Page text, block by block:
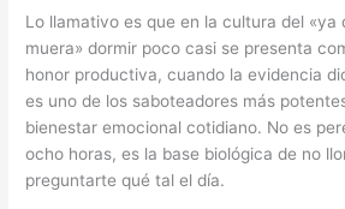
Lo llamativo es que en la cultura del «ya
muera» dormir poco casi se presenta
honor productiva, cuando la evidencia
es uno de los saboteadores más
bienestar emocional cotidiano. No es
ocho horas, es la base biológica de no
preguntarte qué tal el día.